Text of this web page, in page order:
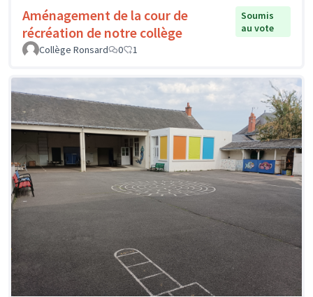
Aménagement de la cour de
récréation de notre collège
Soumis
au vote
Collège Ronsard
0 1